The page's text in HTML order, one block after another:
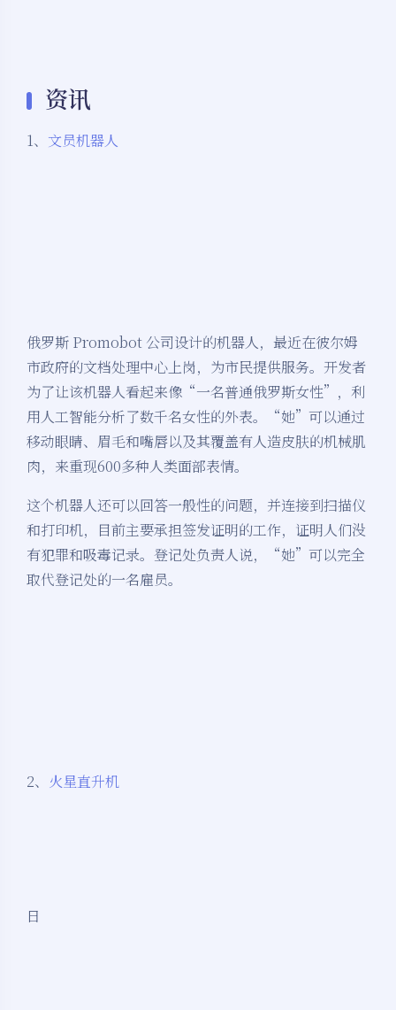
资讯
1、 文员机器人
俄罗斯 Promobot 公司设计的机器人，最近在彼尔姆
市政府的文档处理中心上岗，为市民提供服务。开发者
为了让该机器人看起来像“一名普通俄罗斯女性”，利
用人工智能分析了数千名女性的外表。“她”可以通过
移动眼睛、眉毛和嘴唇以及其覆盖有人造皮肤的机械肌
肉，来重现600多种人类面部表情。
这个机器人还可以回答一般性的问题，并连接到扫描仪
和打印机，目前主要承担签发证明的工作，证明人们没
有犯罪和吸毒记录。登记处负责人说，“她”可以完全
取代登记处的一名雇员。
2、 火星直升机
日